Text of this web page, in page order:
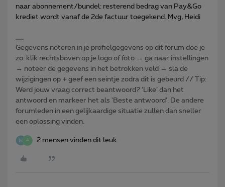
naar abonnement/bundel: resterend bedrag van Pay&Go
krediet wordt vanaf de 2de factuur toegekend. Mvg, Heidi
Gegevens noteren in je profielgegevens op dit forum doe je
zo: klik rechtsboven op je logo of foto → ga naar instellingen
→ noteer de gegevens in het betrokken veld → sla de
wijzigingen op + geef een seintje zodra dit is gebeurd // Tip:
Werd jouw vraag correct beantwoord? ‘Like’ dan het
antwoord en markeer het als 'Beste antwoord'. De andere
forumleden in een gelijkaardige situatie zullen dan sneller
een oplossing vinden.
A 2 mensen vinden dit leuk